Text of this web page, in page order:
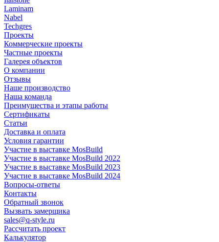
Laminam
Nabel
Techgres
Проекты
Коммерческие проекты
Частные проекты
Галерея объектов
О компании
Отзывы
Наше производство
Наша команда
Преимущества и этапы работы
Сертификаты
Статьи
Доставка и оплата
Условия гарантии
Участие в выставке MosBuild
Участие в выставке MosBuild 2022
Участие в выставке MosBuild 2023
Участие в выставке MosBuild 2024
Вопросы-ответы
Контакты
Обратный звонок
Вызвать замерщика
sales@q-style.ru
Рассчитать проект
Калькулятор